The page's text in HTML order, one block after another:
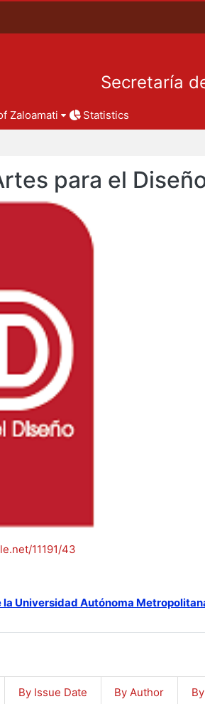
Secretaría
Zaloamati Statistics
para el
11191/43
Universidad Autónoma
By Issue Date By Author